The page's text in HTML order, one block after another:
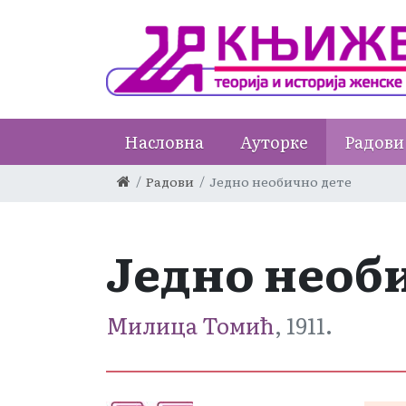
Насловна Ауторке Радови
Радови Једно необично дете
Једно
Милица Томић, 1911.